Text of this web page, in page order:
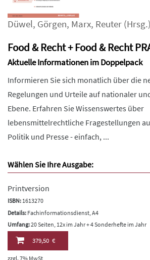
Düwel, Görgen, Marx, Reuter (Hrsg.)
Food & Recht + Food & Recht
Aktuelle Informationen im Doppelpack
Informieren Sie sich monatlich über die
Regelungen und Urteile auf nationaler
Ebene. Erfahren Sie Wissenswertes über
lebensmittelrechtliche Fragestellungen
Politik und Presse - einfach, ...
Wählen Sie Ihre Ausgabe:
Printversion
ISBN: 1613270
Details: Fachinformationsdienst, A4
Umfang:20 Seiten, 12x im Jahr + 4 Sonderhefte im Jahr
379,50 €
zzgl. 7% MwSt